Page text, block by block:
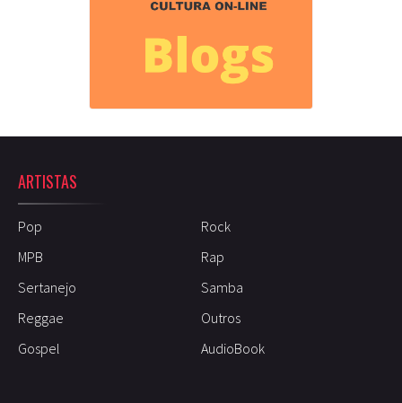
ARTISTAS
Pop
Rock
MPB
Rap
Sertanejo
Samba
Reggae
Outros
Gospel
AudioBook